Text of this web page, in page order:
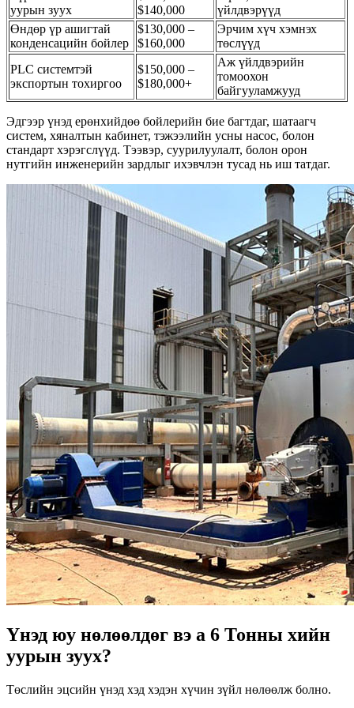
уурын зуух
$140,000
үйлдвэрүүд
Өндөр үр ашигтай
конденсацийн бойлер
$130,000 –
$160,000
Эрчим хүч хэмнэх
төслүүд
PLC системтэй
экспортын тохиргоо
$150,000 –
$180,000+
Аж үйлдвэрийн
томоохон
байгууламжууд
Эдгээр үнэд ерөнхийдөө бойлерийн бие багтдаг, шатаагч
систем, хяналтын кабинет, тэжээлийн усны насос, болон
стандарт хэрэгслүүд. Тээвэр, суурилуулалт, болон орон
нутгийн инженерийн зардлыг ихэвчлэн тусад нь иш татдаг.
Үнэд юу нөлөөлдөг вэ a 6 Тонны хийн
уурын зуух?
Төслийн эцсийн үнэд хэд хэдэн хүчин зүйл нөлөөлж болно.